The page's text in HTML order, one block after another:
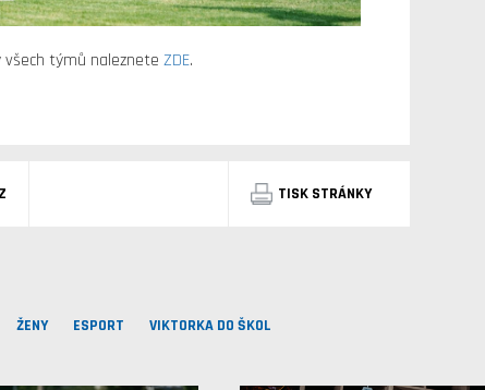
týmů naleznete ZDE.
TISK STRÁNKY
ŽENY ESPORT VIKTORKA DO ŠKOL